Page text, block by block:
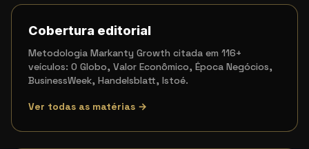
Cobertura editorial
Metodologia Markanty Growth citada em 116+
veículos: O Globo, Valor Econômico, Época Negócios,
BusinessWeek, Handelsblatt, Istoé.
Ver todas as matérias →